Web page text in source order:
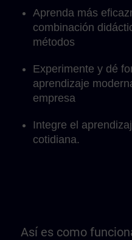
Aprenda más
combinación
métodos
Experimente y dé
aprendizaje
empresa
Integre el
cotidiana.
Así es como